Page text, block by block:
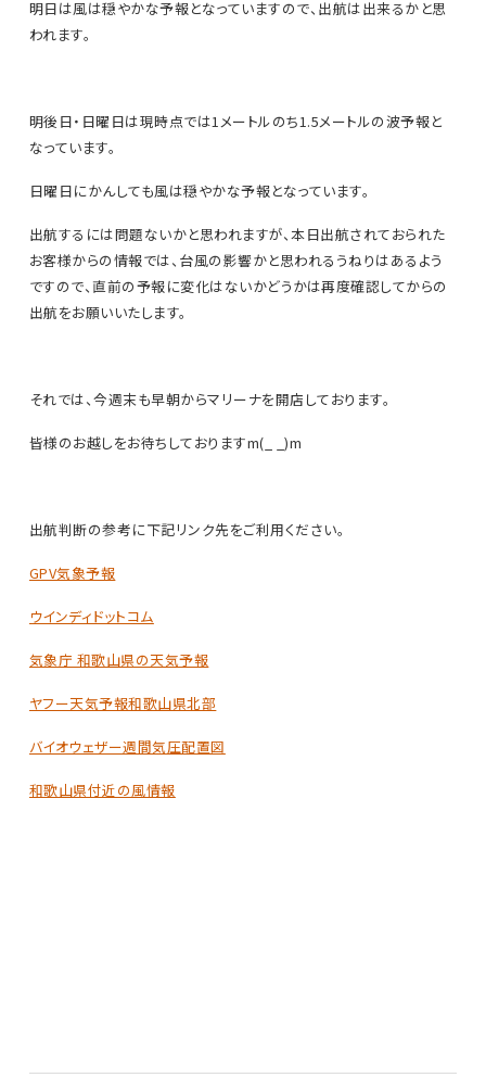
明日は風は穏やかな予報となっていますので、出航は出来るかと思
われます。
明後日・日曜日は現時点では1メートルのち1.5メートルの波予報と
なっています。
日曜日にかんしても風は穏やかな予報となっています。
出航するには問題ないかと思われますが、本日出航されておられた
お客様からの情報では、台風の影響かと思われるうねりはあるよう
ですので、直前の予報に変化はないかどうかは再度確認してからの
出航をお願いいたします。
それでは、今週末も早朝からマリーナを開店しております。
皆様のお越しをお待ちしておりますm(_ _)m
出航判断の参考に下記リンク先をご利用ください。
GPV気象予報
ウインディドットコム
気象庁 和歌山県の天気予報
ヤフー天気予報和歌山県北部
バイオウェザー週間気圧配置図
和歌山県付近の風情報